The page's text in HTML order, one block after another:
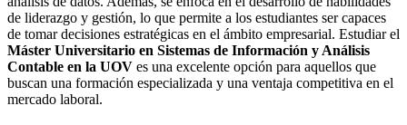
de liderazgo y gestión, lo que permite a los estudiantes ser capaces
de tomar decisiones estratégicas en el ámbito empresarial. Estudiar el
Máster Universitario en Sistemas de Información y Análisis
Contable en la UOV es una excelente opción para aquellos que
buscan una formación especializada y una ventaja competitiva en el
mercado laboral.